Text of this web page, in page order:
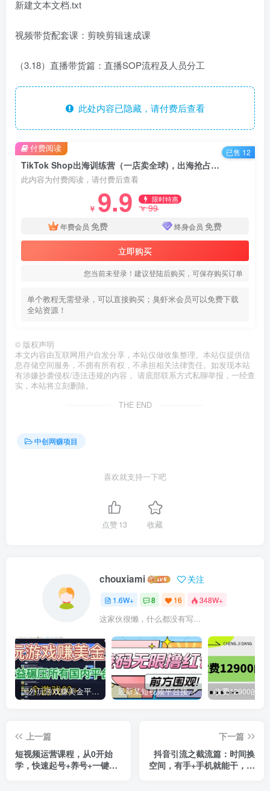
新建文本文档.txt
视频带货配套课：剪映剪辑速成课
（3.18）直播带货篇：直播SOP流程及人员分工
此处内容已隐藏，请付费后查看
TikTok Shop出海训练营（一店卖全球)，出海抢占全球新流量
此内容为付费阅读，请付费后查看
￥ 9.9 限时特惠
￥99
年费会员 免费 终身会员 免费
立即购买
您当前未登录！建议登陆后购买，可保存购买订单
单个教程无需登录，可以直接购买；臭虾米会员可以免费下载
全站资源！
付费阅读 已售 12
© 版权声明
本文内容由互联网用户自发分享，本站仅做收集整理。本站仅提供信
息存储空间服务，不拥有所有权，不承担相关法律责任。如发现本站
有涉嫌抄袭侵权/违法违规的内容， 请底部联系方式私聊举报，一经查
实，本站将立刻删除。
THE END
中创网赚项目
喜欢就支持一下吧
点赞13 收藏
chouxiami 关注
1.6W+ 8 16 348W+
这家伙很懒，什么都没有写...
国外玩游戏赚美金平台，一个游戏60+，收益碾压国内所有平台 最新某短视频平台接码看广告，无限撸1.3元项目【软件+详细操作教程】
上一篇
短视频运营课程，从0开始
学，快速起号+养号+一键剪
下一篇
抖音引流之截流篇：时间换
空间，有手+手机就能干，超